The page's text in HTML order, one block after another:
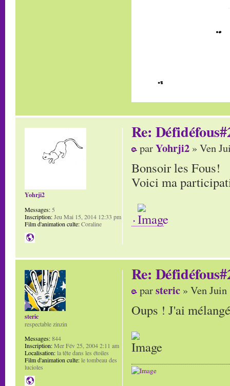
Re:
parYohrji2 » Ven
Bonsoir les Fous!
Voici ma
Yohrji2
Messages: 5
Inscription:Jeu Mai 15, 2014 12:33 pm
Film d'animation culte:Coraline
Re:
parsteric » Ven
Oups ! J'ai
steric
respectable zinzin
Messages:844
Inscription:Mer Fév 25, 2004 2:11 am
Localisation:la tête dans les étoiles
Film d'animation culte:le tombeau des
lucioles